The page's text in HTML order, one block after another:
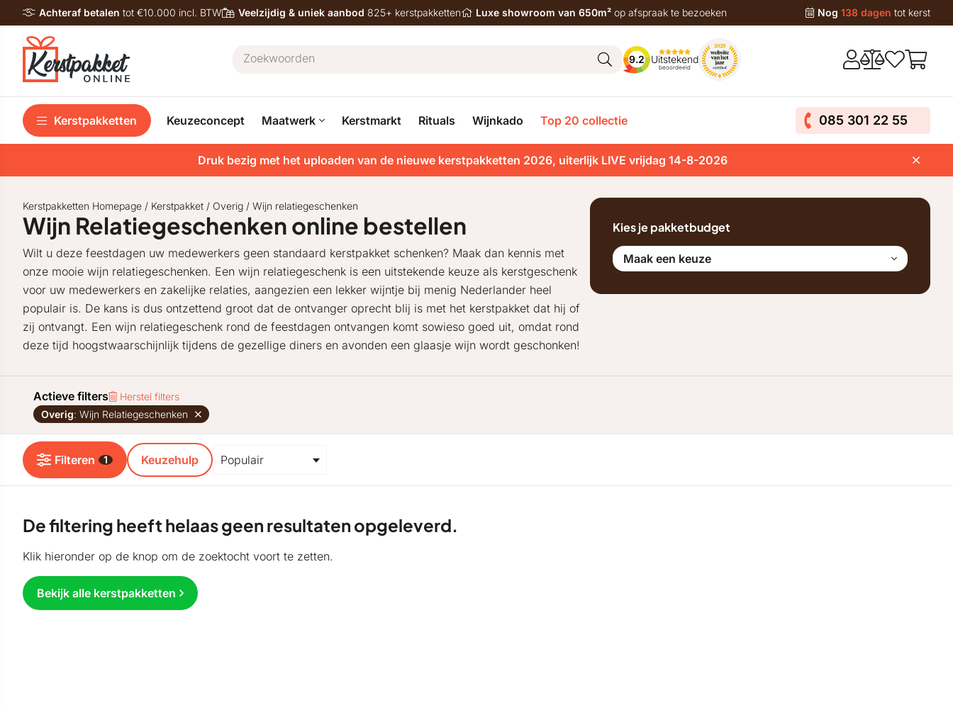
Achteraf betalen tot €10.000 incl. BTW Veelzijdig & uniek aanbod 825+ kerstpakketten Luxe showroom van 650m² op afspraak te bezoeken Nog 138 dagen tot kerst
9.2 Uitstekend
beoordeeld
Kerstpakketten Keuzeconcept Maatwerk Kerstmarkt Rituals Wijnkado Top 20 collectie 085 301 22 55
Druk bezig met het uploaden van de nieuwe kerstpakketten 2026, uiterlijk LIVE vrijdag 14-8-2026
Kerstpakketten Homepage / Kerstpakket / Overig / Wijn relatiegeschenken
Wijn Relatiegeschenken online bestellen
Wilt u deze feestdagen uw medewerkers geen standaard kerstpakket schenken? Maak dan kennis met
onze mooie wijn relatiegeschenken. Een wijn relatiegeschenk is een uitstekende keuze als kerstgeschenk
voor uw medewerkers en zakelijke relaties, aangezien een lekker wijntje bij menig Nederlander heel
populair is. De kans is dus ontzettend groot dat de ontvanger oprecht blij is met het kerstpakket dat hij of
zij ontvangt. Een wijn relatiegeschenk rond de feestdagen ontvangen komt sowieso goed uit, omdat rond
deze tijd hoogstwaarschijnlijk tijdens de gezellige diners en avonden een glaasje wijn wordt geschonken!
Kies je pakketbudget
Maak een keuze
Actieve filters
Herstel filters
Overig: Wijn Relatiegeschenken
Filteren 1 Keuzehulp
De filtering heeft helaas geen resultaten opgeleverd.
Klik hieronder op de knop om de zoektocht voort te zetten.
Bekijk alle kerstpakketten